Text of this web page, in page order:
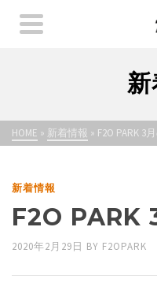
HOME » 新着情報 » F2O PARK 3
新着情報
F2O PARK
2020年2月29日 BY F2OPARK